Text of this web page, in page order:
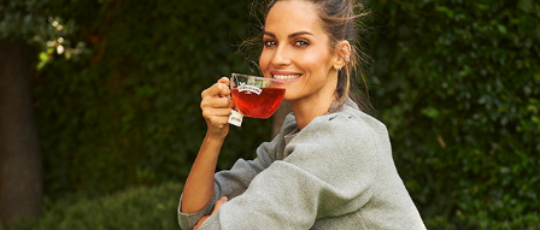
HORNIMANS VEGGIE
2024